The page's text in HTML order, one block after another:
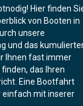
Hier finden
von Booten in
unsere
und das
Ihnen fast immer
das Ihren
Eine Bootfahrt
einfach mit inserer